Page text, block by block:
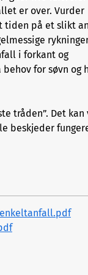
er over. Vurder
tiden på et slikt
i forkant og
for søvn og
tråden”. Det
beskjeder
enkeltanfall.pdf